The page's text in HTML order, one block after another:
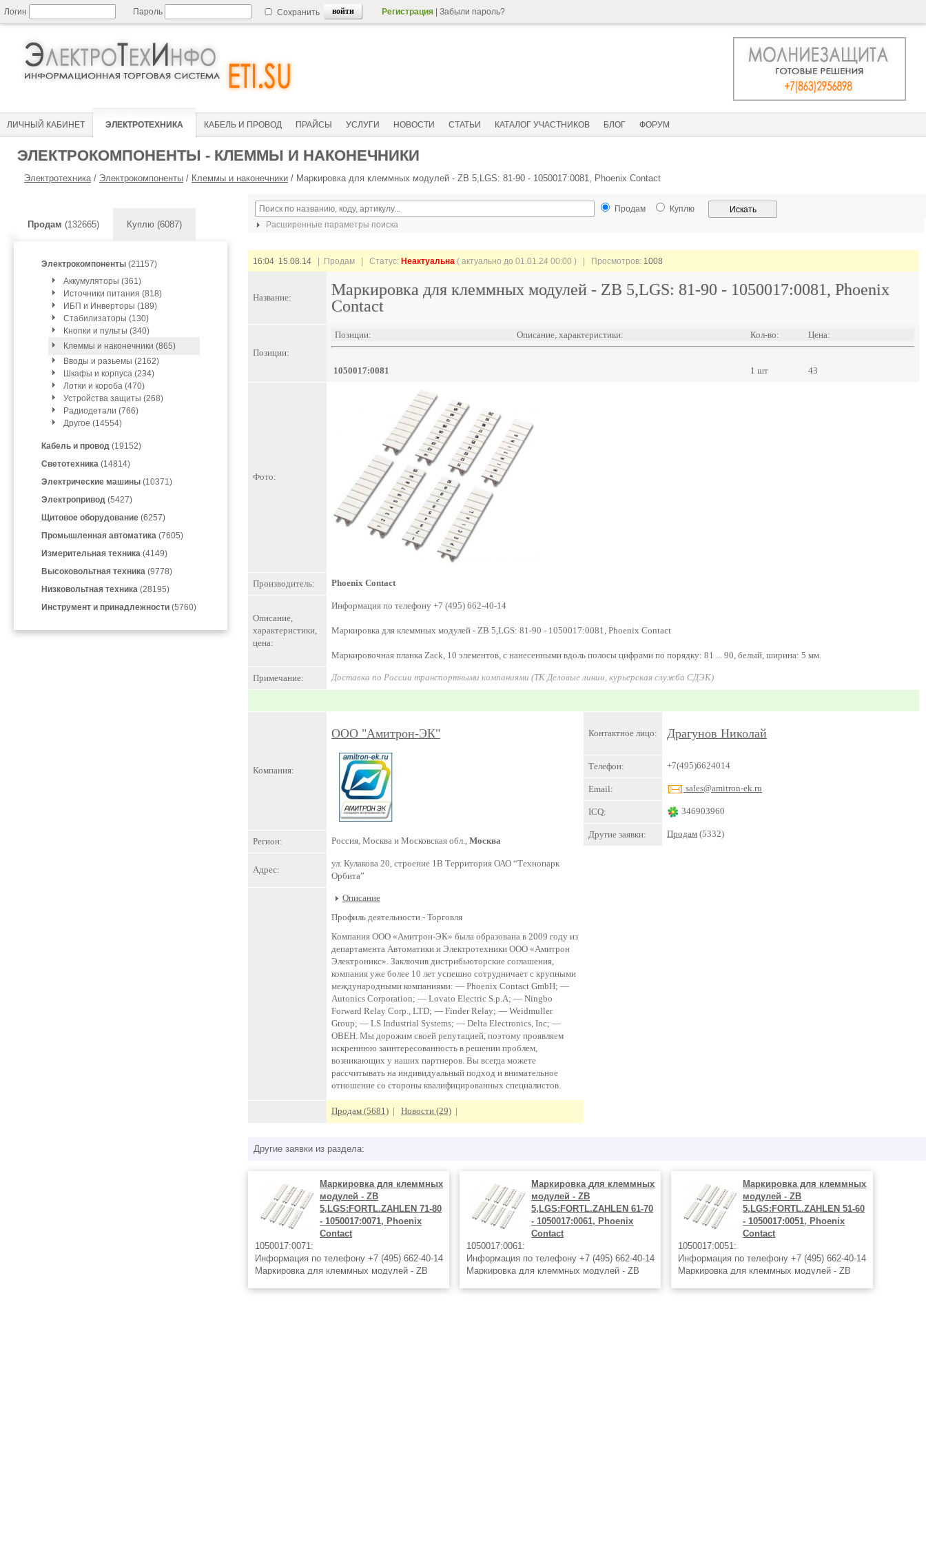
Логин Пароль Сохранить Регистрация Забыли пароль?
ЛИЧНЫЙ КАБИНЕТ ЭЛЕКТРОТЕХНИКА КАБЕЛЬ И ПРОВОД ПРАЙСЫ УСЛУГИ НОВОСТИ СТАТЬИ КАТАЛОГ УЧАСТНИКОВ БЛОГ ФОРУМ
ЭЛЕКТРОКОМПОНЕНТЫ - КЛЕММЫ И НАКОНЕЧНИКИ
Электротехника/ Электрокомпоненты / Клеммы и наконечники / Маркировка для клеммных модулей - ZB 5,LGS: 81-90 - 1050017:0081, Phoenix Contact
Продам (132665) Куплю (6087)
Электрокомпоненты (21157)
Аккумуляторы (361)
Источники питания (818)
ИБП и Инверторы (189)
Стабилизаторы (130)
Кнопки и пульты (340)
Клеммы и наконечники (865)
Вводы и разьемы (2162)
Шкафы и корпуса (234)
Лотки и короба (470)
Устройства защиты (268)
Радиодетали (766)
Другое (14554)
Кабель и провод (19152)
Светотехника (14814)
Электрические машины (10371)
Электропривод (5427)
Щитовое оборудование (6257)
Промышленная автоматика (7605)
Измерительная техника (4149)
Высоковольтная техника (9778)
Низковольтная техника (28195)
Инструмент и принадлежности (5760)
Продам
Куплю
Расширенные параметры поиска
16:04 15.08.14 | Продам | Статус: Неактуальна ( актуально до 01.01.24 00:00 ) | Просмотров: 1008
Название:
Маркировка для клеммных модулей - ZB 5,LGS: 81-90 - 1050017:0081, Phoenix
Contact
Позиции:
Позиции: Описание, характеристики: Кол-во: Цена:
1050017:0081 1 шт 43
Фото:
Производитель: Phoenix Contact
Описание,
характеристики,
цена:
Информация по телефону +7 (495) 662-40-14
Маркировка для клеммных модулей - ZB 5,LGS: 81-90 - 1050017:0081, Phoenix Contact
Маркировочная планка Zack, 10 элементов, с нанесенными вдоль полосы цифрами по порядку: 81 ... 90, белый, ширина: 5 мм.
Примечание: Доставка по России транспортными компаниями (ТК Деловые линии, курьерская служба СДЭК)
Компания:
ООО "Амитрон-ЭК"
Регион: Россия, Москва и Московская обл., Москва
Адрес:
ул. Кулакова 20, строение 1В Территория ОАО “Технопарк
Орбита”
Описание
Профиль деятельности - Торговля
Компания ООО «Амитрон-ЭК» была образована в 2009 году из
департамента Автоматики и Электротехники ООО «Амитрон
Электроникс». Заключив дистрибьюторские соглашения,
компания уже более 10 лет успешно сотрудничает с крупными
международными компаниями: — Phoenix Contact GmbH; —
Autonics Corporation; — Lovato Electric S.p.A; — Ningbo
Forward Relay Corp., LTD; — Finder Relay; — Weidmuller
Group; — LS Industrial Systems; — Delta Electronics, Inc; —
ОВЕН. Мы дорожим своей репутацией, поэтому проявляем
искреннюю заинтересованность в решении проблем,
возникающих у наших партнеров. Вы всегда можете
рассчитывать на индивидуальный подход и внимательное
отношение со стороны квалифицированных специалистов.
Продам (5681) | Новости (29) |
Контактное лицо: Драгунов Николай
Телефон: +7(495)6624014
Email: sales@amitron-ek.ru
ICQ: 346903960
Другие заявки: Продам (5332)
Другие заявки из раздела:
Маркировка для клеммных
модулей - ZB
5,LGS:FORTL.ZAHLEN 71-80
- 1050017:0071, Phoenix
Contact
1050017:0071:
Информация по телефону +7 (495) 662-40-14
Маркировка для клеммных модулей - ZB
Маркировка для клеммных
модулей - ZB
5,LGS:FORTL.ZAHLEN 61-70
- 1050017:0061, Phoenix
Contact
1050017:0061:
Информация по телефону +7 (495) 662-40-14
Маркировка для клеммных модулей - ZB
Маркировка для клеммных
модулей - ZB
5,LGS:FORTL.ZAHLEN 51-60
- 1050017:0051, Phoenix
Contact
1050017:0051:
Информация по телефону +7 (495) 662-40-14
Маркировка для клеммных модулей - ZB